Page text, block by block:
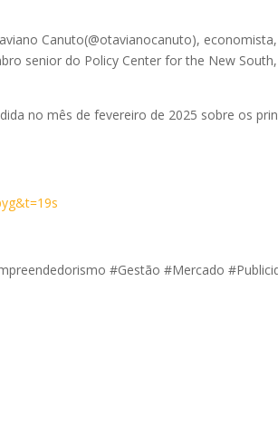
Canuto(@otavianocanuto),
senior do Policy Center for the New
no mês de fevereiro de 2025 sobre os
#Gestão #Mercado